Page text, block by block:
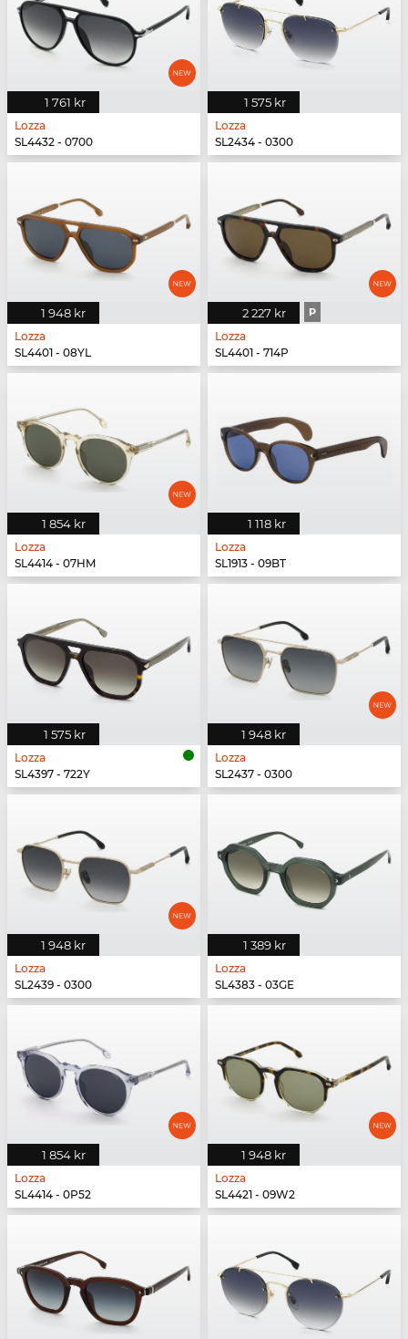
1 761 kr
Lozza
SL4432 - 0700
1 575 kr
Lozza
SL2434 - 0300
1 948 kr
Lozza
SL4401 - 08YL
2 227 kr P
Lozza
SL4401 - 714P
1 854 kr
Lozza
SL4414 - 07HM
1 118 kr
Lozza
SL1913 - 09BT
1 575 kr
Lozza
SL4397 - 722Y
1 948 kr
Lozza
SL2437 - 0300
1 948 kr
Lozza
SL2439 - 0300
1 389 kr
Lozza
SL4383 - 03GE
1 854 kr
Lozza
SL4414 - 0P52
1 948 kr
Lozza
SL4421 - 09W2